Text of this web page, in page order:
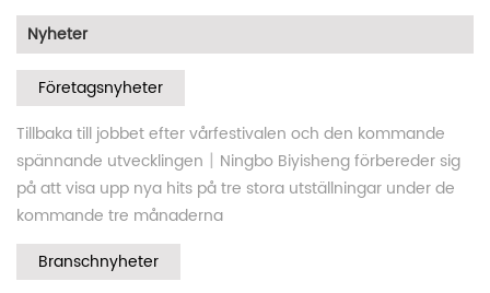
Nyheter
Företagsnyheter
Tillbaka till jobbet efter vårfestivalen och den kommande
spännande utvecklingen | Ningbo Biyisheng förbereder sig
på att visa upp nya hits på tre stora utställningar under de
kommande tre månaderna
Branschnyheter